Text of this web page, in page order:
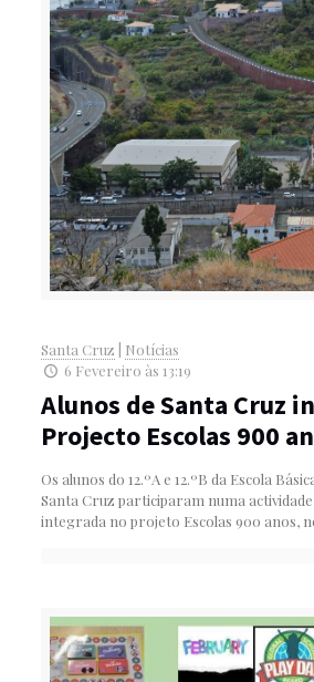
Santa Cruz
Notícias
6 Fevereiro às 13:19
Alunos de Santa Cruz
Projecto Escolas 900
Os alunos do 12.ºA e 12.ºB da Escola
Santa Cruz participaram numa
integrada no projeto Escolas 900 anos,